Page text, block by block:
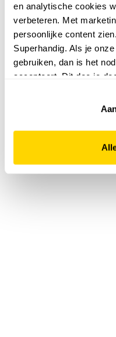
en analytische cookies
verbeteren. Met
persoonlijke content
Superhandig. Als je
gebruiken, dan is het
accepteert. Dit doe je
website niet optimaal